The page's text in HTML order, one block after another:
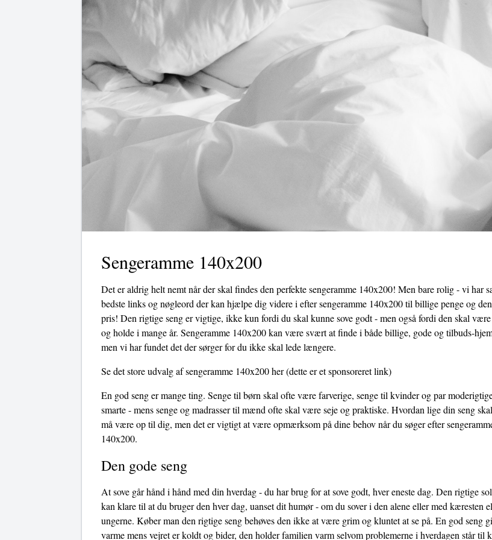
Sengeramme 140x200
Det er aldrig helt nemt når der skal findes den perfekte sengeramme 140x200! Men bare rolig - vi har
bedste links og nøgleord der kan hjælpe dig videre i efter sengeramme 140x200 til billige penge og
pris! Den rigtige seng er vigtige, ikke kun fordi du skal kunne sove godt - men også fordi den skal
og holde i mange år. Sengeramme 140x200 kan være svært at finde i både billige, gode og tilbuds-
men vi har fundet det der sørger for du ikke skal lede længere.
Se det store udvalg af sengeramme 140x200 her(dette er et sponsoreret link)
En god seng er mange ting. Senge til børn skal ofte være farverige, senge til kvinder og par
smarte - mens senge og madrasser til mænd ofte skal være seje og praktiske. Hvordan lige din seng
må være op til dig, men det er vigtigt at være opmærksom på dine behov når du søger efter
140x200.
Den gode seng
At sove går hånd i hånd med din hverdag - du har brug for at sove godt, hver eneste dag. Den rigtige
kan klare til at du bruger den hver dag, uanset dit humør - om du sover i den alene eller med kæresten
ungerne. Køber man den rigtige seng behøves den ikke at være grim og kluntet at se på. En god seng
varme mens vejret er koldt og bider, den holder familien varm selvom problemerne i hverdagen står til